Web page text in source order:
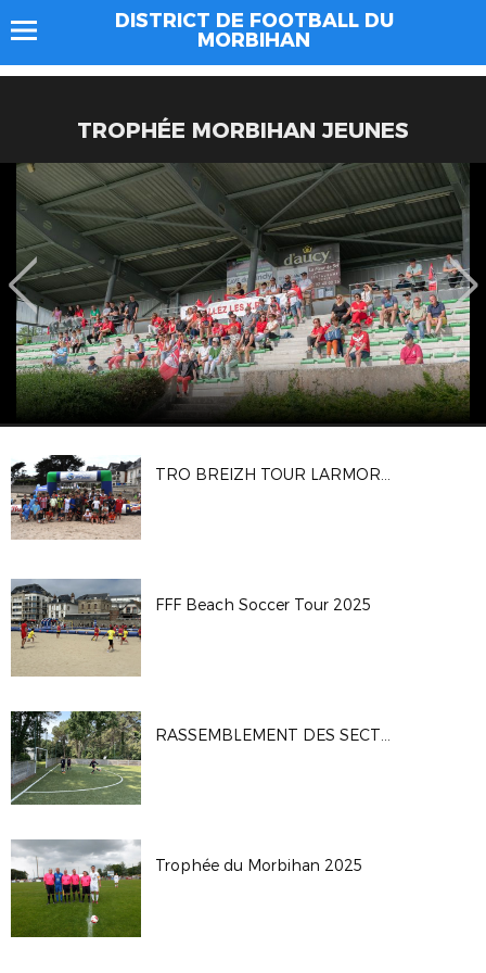
DISTRICT DE FOOTBALL DU
MORBIHAN
TROPHÉE MORBIHAN JEUNES
TRO BREIZH TOUR LARMOR PLAGE 2025
FFF Beach Soccer Tour 2025
RASSEMBLEMENT DES SECTIONS FOOT
Trophée du Morbihan 2025